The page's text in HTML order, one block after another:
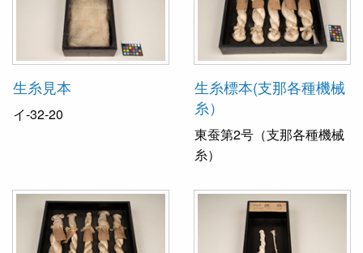
生糸見本
イ-32-20
生糸標本(支那各種機械
糸）
東蚕第2号（支那各種機械
糸）